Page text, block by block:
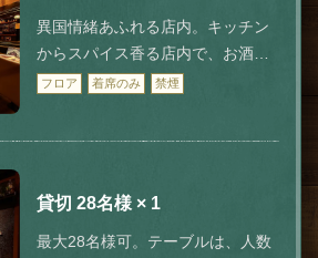
異国情緒あふれる店内。キッチン
からスパイス香る店内で、お酒も
会話も進むこと間違いなし。1F最
フロア 着席のみ 禁煙
貸切 28名様 × 1
最大28名様可。テーブルは、人数